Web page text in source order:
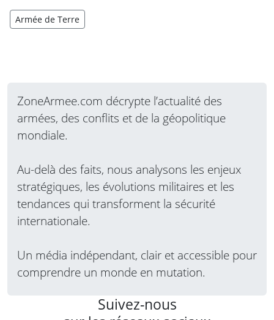
Armée de Terre
ZoneArmee.com décrypte l’actualité des
armées, des conflits et de la géopolitique
mondiale.
Au-delà des faits, nous analysons les enjeux
stratégiques, les évolutions militaires et les
tendances qui transforment la sécurité
internationale.
Un média indépendant, clair et accessible pour
comprendre un monde en mutation.
Suivez-nous